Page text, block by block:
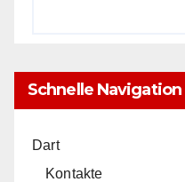
Schnelle Navigation
Dart
Kontakte